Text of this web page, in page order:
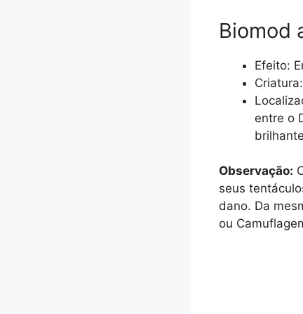
Biomod
Efeito:
entre o
Observação:
seus
dano. Da
ou